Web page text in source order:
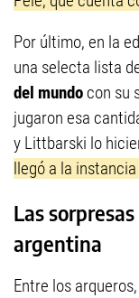
Por último, en la
una selecta lista
del mundo con su
jugaron esa
y Littbarski lo
llegó a la
Las
argentina
Entre los